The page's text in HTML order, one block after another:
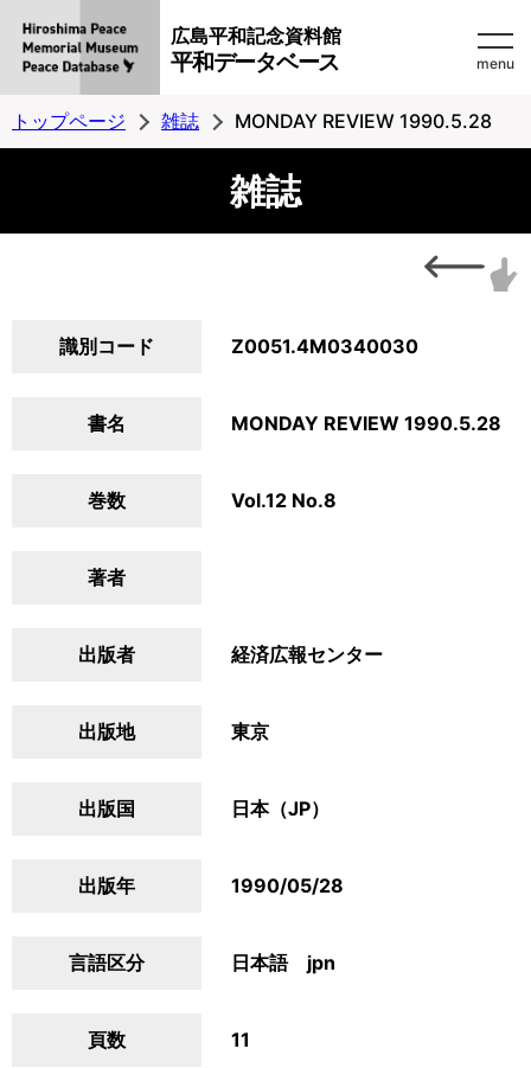
広島平和記念資料館
平和データベース menu
トップページ 雑誌 MONDAY REVIEW 1990.5.28
雑誌
識別コード Z0051.4M0340030
書名 MONDAY REVIEW 1990.5.28
巻数 Vol.12 No.8
著者
出版者 経済広報センター
出版地 東京
出版国 日本（JP）
出版年 1990/05/28
言語区分 日本語 jpn
頁数 11